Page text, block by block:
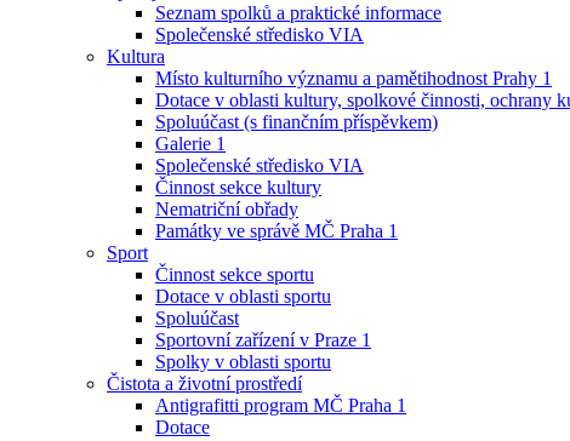
Seznam spolků a praktické informace
Společenské středisko VIA
Kultura
Místo kulturního významu a pamětihodnost Prahy 1
Dotace v oblasti kultury, spolkové činnosti, ochrany
Spoluúčast (s finančním příspěvkem)
Galerie 1
Společenské středisko VIA
Činnost sekce kultury
Nematriční obřady
Památky ve správě MČ Praha 1
Sport
Činnost sekce sportu
Dotace v oblasti sportu
Spoluúčast
Sportovní zařízení v Praze 1
Spolky v oblasti sportu
Čistota a životní prostředí
Antigrafitti program MČ Praha 1
Dotace